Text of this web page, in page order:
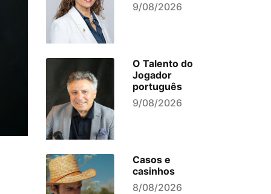
9/08/2026
O Talento do
Jogador
português
9/08/2026
Casos e
casinhos
8/08/2026